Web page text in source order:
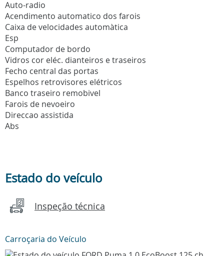
Auto-radio
Acendimento automatico dos farois
Caixa de velocidades automàtica
Esp
Computador de bordo
Vidros cor eléc. dianteiros e traseiros
Fecho central das portas
Espelhos retrovisores elétricos
Banco traseiro remobivel
Farois de nevoeiro
Direccao assistida
Abs
Estado do veículo
Inspeção técnica
Carroçaria do Veículo